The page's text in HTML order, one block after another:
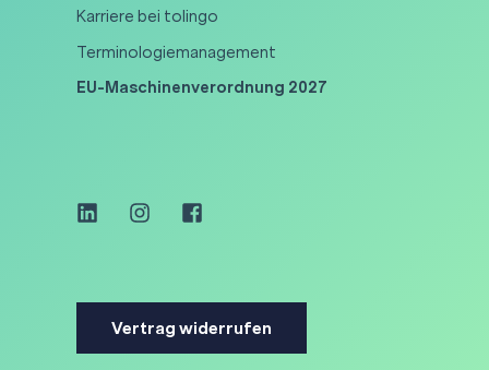
Karriere bei tolingo
Terminologiemanagement
EU-Maschinenverordnung 2027
Vertrag widerrufen